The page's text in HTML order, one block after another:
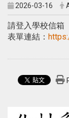
2026-03-16
請登入學校信箱
表單連結：